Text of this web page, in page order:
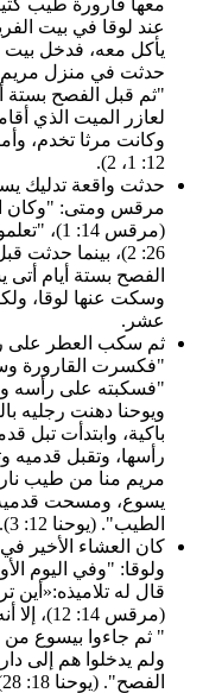
عند لوقا في بيت
حدثت في منزل مريم
"ثم قبل الفصح بستة
لعازر الميت الذي
وكانت مرثا تخدم،
12: 1، 2).
حدثت واقعة تدليك
مرقس ومتى: "وكان
(مرقس 14:
26: 2)، بينما حدثت
وسكت عنها لوقا،
عشر.
ثم سكب العطر على
ويوحنا دهنت رجليه
باكية، وابتدأت تبل
مريم منا من طيب
يسوع، ومسحت قدميه
الطيب". (يوحنا 12: 3).
كان العشاء الأخير في
ولوقا: "وفي اليوم
قال له تلاميذه:«أين
(مرقس 14:
" ثم جاءوا بيسوع من
ولم يدخلوا هم إلى دار
الفصح". (يوحنا 18: 28).